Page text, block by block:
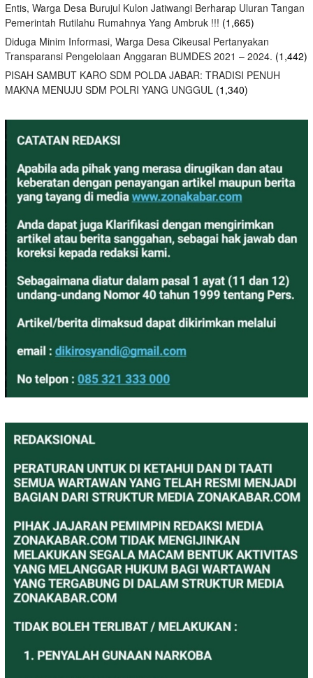
Entis, Warga Desa Burujul Kulon Jatiwangi Berharap Uluran Tangan
Pemerintah Rutilahu Rumahnya Yang Ambruk !!! (1,665)
Diduga Minim Informasi, Warga Desa Cikeusal Pertanyakan
Transparansi Pengelolaan Anggaran BUMDES 2021 – 2024. (1,442)
PISAH SAMBUT KARO SDM POLDA JABAR: TRADISI PENUH
MAKNA MENUJU SDM POLRI YANG UNGGUL (1,340)